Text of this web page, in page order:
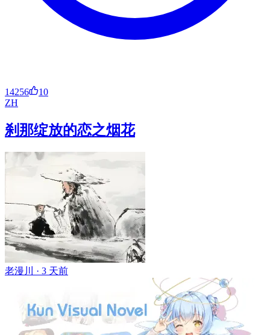
14256
10
ZH
刹那绽放的恋之烟花
老漫川 · 3 天前